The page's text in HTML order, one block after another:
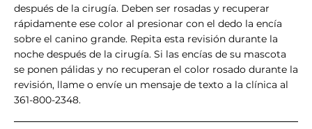
después de la cirugía. Deben ser rosadas y recuperar
rápidamente ese color al presionar con el dedo la encía
sobre el canino grande. Repita esta revisión durante la
noche después de la cirugía. Si las encías de su mascota
se ponen pálidas y no recuperan el color rosado durante la
revisión, llame o envíe un mensaje de texto a la clínica al
361-800-2348.